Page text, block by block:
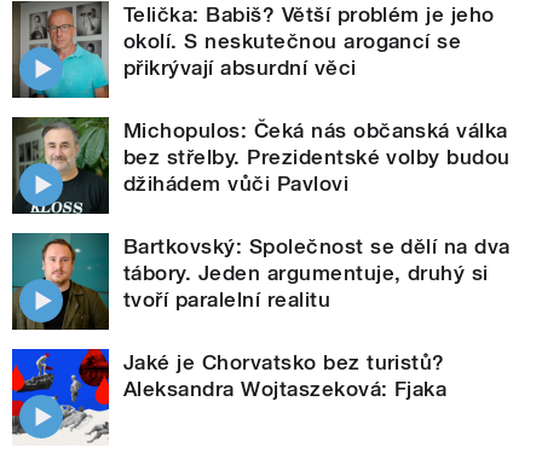
Telička: Babiš? Větší problém je jeho
okolí. S neskutečnou arogancí se
přikrývají absurdní věci
Michopulos: Čeká nás občanská válka
bez střelby. Prezidentské volby budou
džihádem vůči Pavlovi
Bartkovský: Společnost se dělí na dva
tábory. Jeden argumentuje, druhý si
tvoří paralelní realitu
Jaké je Chorvatsko bez turistů?
Aleksandra Wojtaszeková: Fjaka